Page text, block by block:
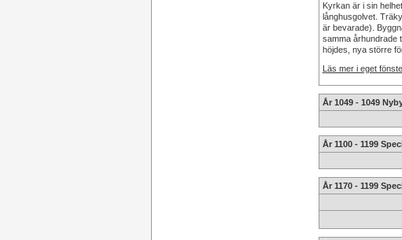
Kyrkan är i sin
långhusgolvet.
är bevarade).
samma århundrade
höjdes, nya större
Läs mer i eget
År 1049 - 1049
År 1100 - 1199
År 1170 - 1199